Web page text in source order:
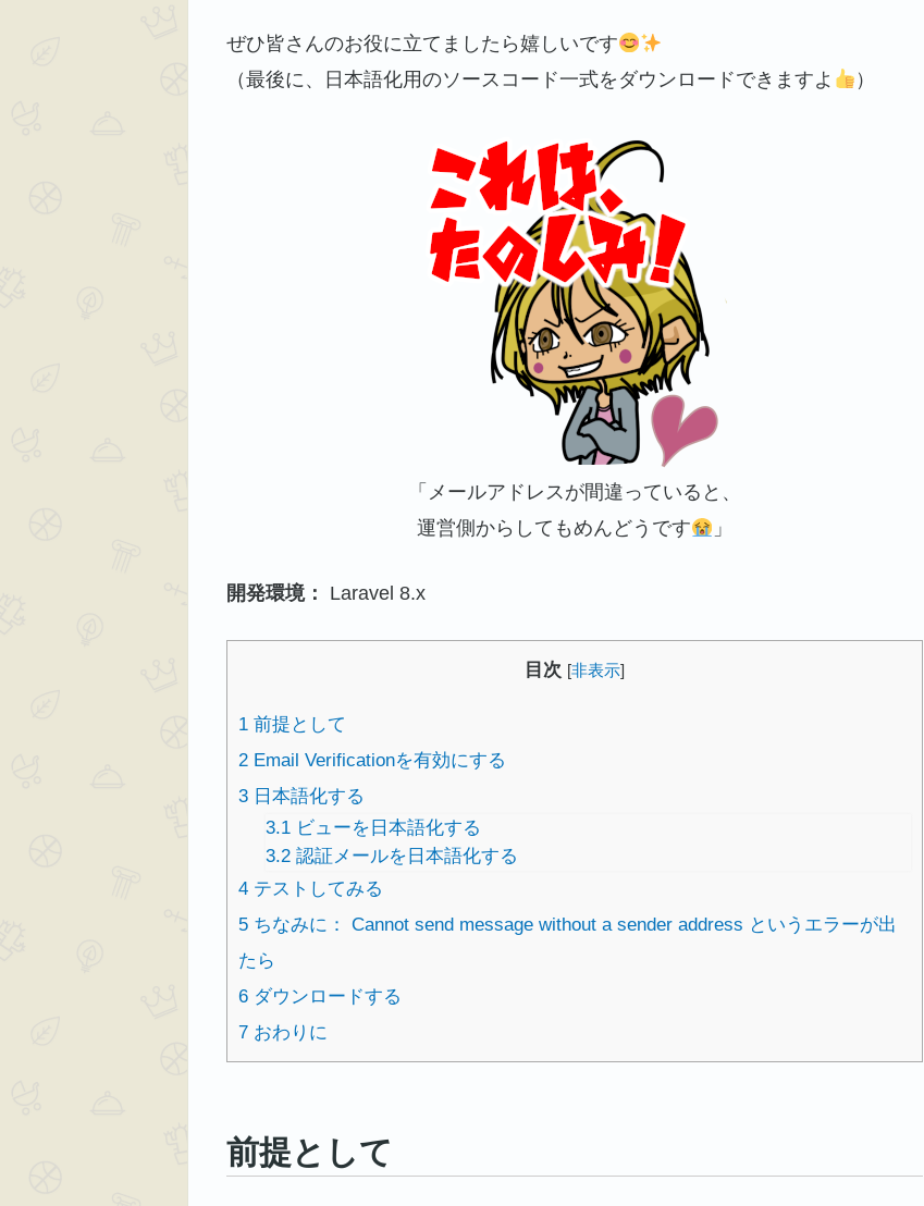
ぜひ皆さんのお役に立てましたら嬉しいです
（最後に、日本語化用のソースコード一式をダウンロードできますよ
）
「メールアドレスが間違っていると、
運営側からしてもめんどうです
」
開発環境： Laravel 8.x
目次 [非表示]
1 前提として
2 Email Verificationを有効にする
3 日本語化する
3.1 ビューを日本語化する
3.2 認証メールを日本語化する
4 テストしてみる
5 ちなみに： Cannot send message without a sender address というエラーが出
たら
6 ダウンロードする
7 おわりに
前提として